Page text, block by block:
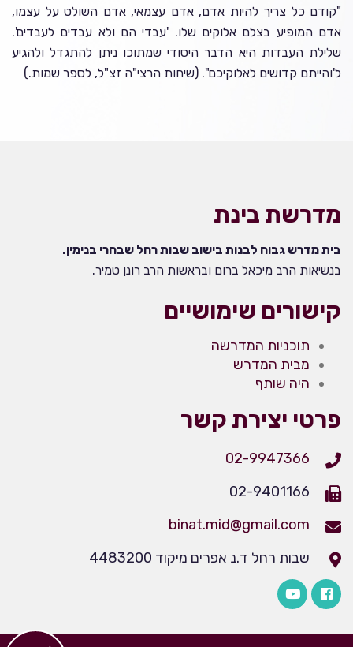
"קודם כל צריך להיות אדם, אדם עצמאי, אדם השולט על עצמו,
אדם המופיע בצלם אלוקים שלו. 'עבדי הם ולא עבדים לעבדים'.
שלילת העבדות היא הדבר היסודי שמתוכו ניתן להתגדל ולהגיע
ל'והייתם קדושים לאלוקיכם". (שיחות הרצי"ה זצ"ל, לספר שמות.)
מדרשת בינת
בית מדרש גבוה לבנות בישוב שבות רחל שבהרי בנימין.
בנשיאות הרב מיכאל ברום ובראשות הרב רונן טמיר.
קישורים שימושיים
תוכניות המדרשה
מבית המדרש
היה שותף
פרטי יצירת קשר
02-9947366
02-9401166
binat.mid@gmail.com
שבות רחל ד.נ אפרים מיקוד 4483200